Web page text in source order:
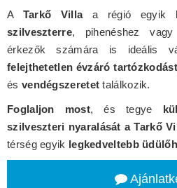
A Tarkő Villaa régió egyik
szilveszterre, pihenéshez
érkezők számára is ideális
felejthetetlen évzáró tartózkodást
és vendégszeretet találkozik.
Foglaljon most, és tegye
szilveszteri nyaralását a Tarkő
térség egyik legkedveltebb